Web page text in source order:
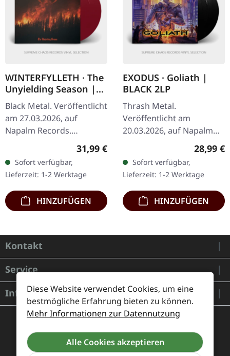
WINTERFYLLETH · The
Unyielding Season |
FUCHSIA 2LP
Black Metal. Veröffentlicht
am 27.03.2026, auf
Napalm Records.
Fuchsiafarbenes Doppel-
Vinyl im Gatefold-Cover.
Winterfylleth gehören zu
den…
Regulärer Preis:
31,99 €
Sofort verfügbar,
Lieferzeit: 1-2 Werktage
HINZUFÜGEN
EXODUS · Goliath |
BLACK 2LP
Thrash Metal.
Veröffentlicht am
20.03.2026, auf Napalm
Records. 180g schwarzes
Doppel-Vinyl im Gatefold-
Cover. Exodus melden sich
mit voller Wucht…
28,99 €
Sofort verfügbar,
Lieferzeit: 1-2 Werktage
HINZUFÜGEN
Kontakt
Service
Informationen
Diese Website verwendet Cookies, um eine
bestmögliche Erfahrung bieten zu können.
Mehr Informationen zur Datennutzung
Alle Cookies akzeptieren